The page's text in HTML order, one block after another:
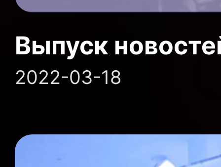
Выпуск
2022-03-18